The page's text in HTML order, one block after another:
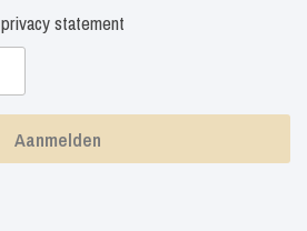
privacy statement